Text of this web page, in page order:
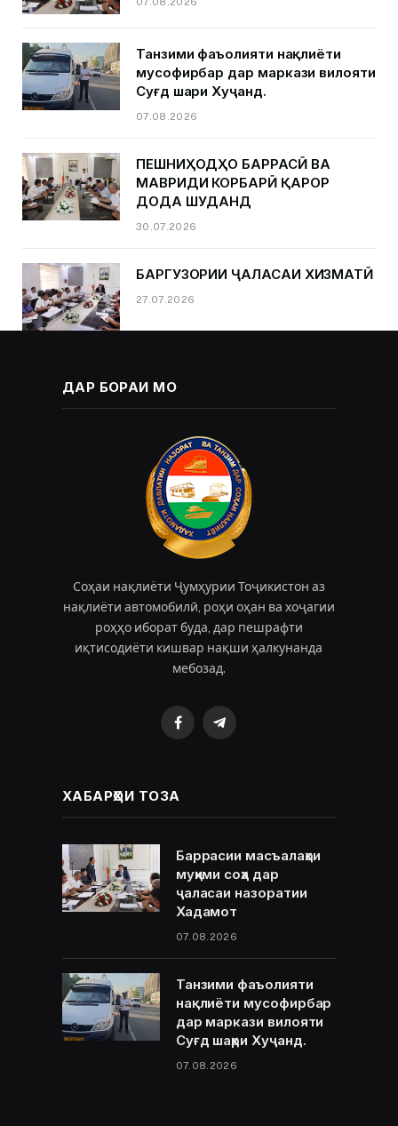
Танзими фаъолияти нақлиёти
мусофирбар дар маркази вилояти
Суғд шаҳри Хуҷанд.
07.08.2026
ПЕШНИҲОДҲО БАРРАСӢ ВА
МАВРИДИ КОРБАРӢ ҚАРОР
ДОДА ШУДАНД
30.07.2026
БАРГУЗОРИИ ҶАЛАСАИ ХИЗМАТӢ
27.07.2026
ДАР БОРАИ МО
Соҳаи нақлиёти Ҷумҳурии Тоҷикистон аз
нақлиёти автомобилӣ, роҳи оҳан ва хоҷагии
роҳҳо иборат буда, дар пешрафти
иқтисодиёти кишвар нақши ҳалкунанда
мебозад.
FacebookTelegram
ХАБАРҲОИ ТОЗА
Баррасии масъалаҳои
муҳими соҳа дар
ҷаласаи назоратии
Хадамот
07.08.2026
Танзими фаъолияти
нақлиёти мусофирбар
дар маркази вилояти
Суғд шаҳри Хуҷанд.
07.08.2026